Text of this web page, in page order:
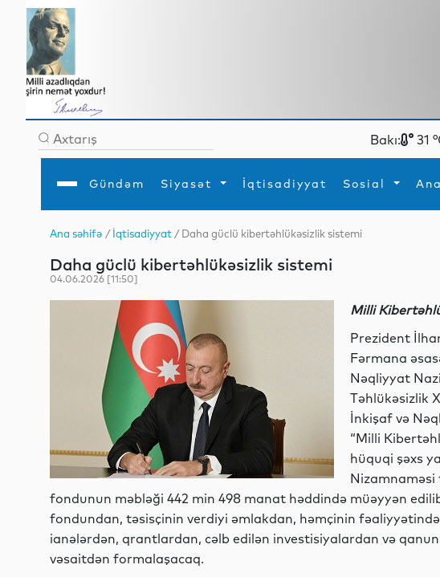
Bakı: 31
Gündəm Siyasət İqtisadiyyat Sosial
Gündəm
İqtisadiyyat
Analitika
Mədəniyyət
Müsahibə
MEDİA
Xarici siyasət Turizm
Hadisə
Ana səhifə /İqtisadiyyat / Daha güclü kibertəhlükəsizlik sistemi
Daha güclü kibertəhlükəsizlik sistemi
04.06.2026 [11:50]
Milli
Prezident
Fərmana
Nəqliyyat
Təhlükəsizlik
İnkişaf və
“Milli
hüquqi şəxs
Nizamnaməsi
fondunun məbləği 442 min 498 manat həddində müəyyən
fondundan, təsisçinin verdiyi əmlakdan, həmçinin
ianələrdən, qrantlardan, cəlb edilən investisiyalardan və
vəsaitdən formalaşacaq.